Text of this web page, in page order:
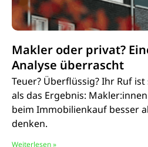
Makler oder privat?
Analyse überrascht
Teuer? Überflüssig? Ihr Ruf
als das Ergebnis:
beim Immobilienkauf besser
denken.
Weiterlesen »